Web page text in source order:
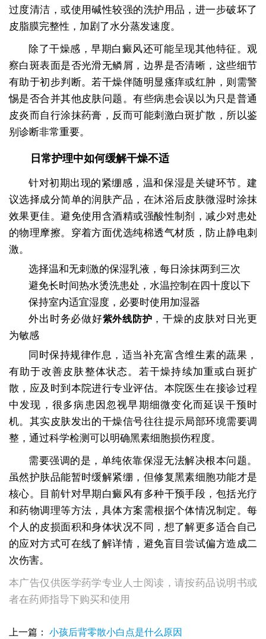
过度清洁，或使用碱性较强的洗护用品，进一步破坏了
皮脂膜完整性，加剧了水分蒸发速度。
除了干燥感，早期白癜风还可能呈现其他特征。观
察白斑表面是否光滑无鳞屑，边界是否清晰，这些细节
有助于初步判断。若干燥伴随明显瘙痒或红肿，则需警
惕是否合并其他皮肤问题。有些病患会误以为只是普通
皮炎而自行涂抹药膏，反而可能刺激白斑扩散，所以鉴
别诊断非常重要。
日常护理中如何缓解干燥不适
针对初期出现的紧绷感，温和保湿是关键环节。建
议选择成分简单的润肤产品，在沐浴后皮肤微湿时涂抹
效果更佳。避免使用含酒精或强酸性制剂，减少对患处
的物理摩擦。穿着方面优选纯棉透气材质，防止静电刺
激。
选择温和无刺激的保湿乳液，每日涂抹两到三次
避免长时间热水烫洗患处，水温控制在四十度以下
保持室内适宜湿度，必要时使用加湿器
外出时务必做好紫外线防护 ，干燥的皮肤对日光更
为敏感
同时保持规律作息，适当补充富含维生素的蔬果，
有助于改善皮肤整体状态。若干燥持续加重或白斑扩
散，应及时到本院进行专业评估。本院医生在接诊过程
中发现，很多病患因忽视早期细微变化而延误干预时
机。其实皮肤发出的干燥信号往往提示局部环境需要调
整，通过科学检测可以明确黑素细胞损伤程度。
需要强调的是，单纯依靠保湿无法解决根本问题。
虽然护肤品能暂时缓解紧绷，但修复黑素细胞功能才是
核心。目前针对早期白癜风有多种干预手段，包括光疗
和药物调理等方法，具体方案需根据个体情况制定。每
个人的皮损面积和身体状况不同，想了解更多适合自己
的应对方式可在线了解详情，避免盲目尝试偏方造成二
次伤害。
本广告仅供医学药学专业人士阅读，请按药品说明书或
者在药师指导下购买和使用
上一篇： 小孩后背零散小白点是什么原因